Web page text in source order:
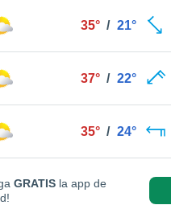
35° / 21°
37° / 22°
35° / 24°
GRATIS la app de